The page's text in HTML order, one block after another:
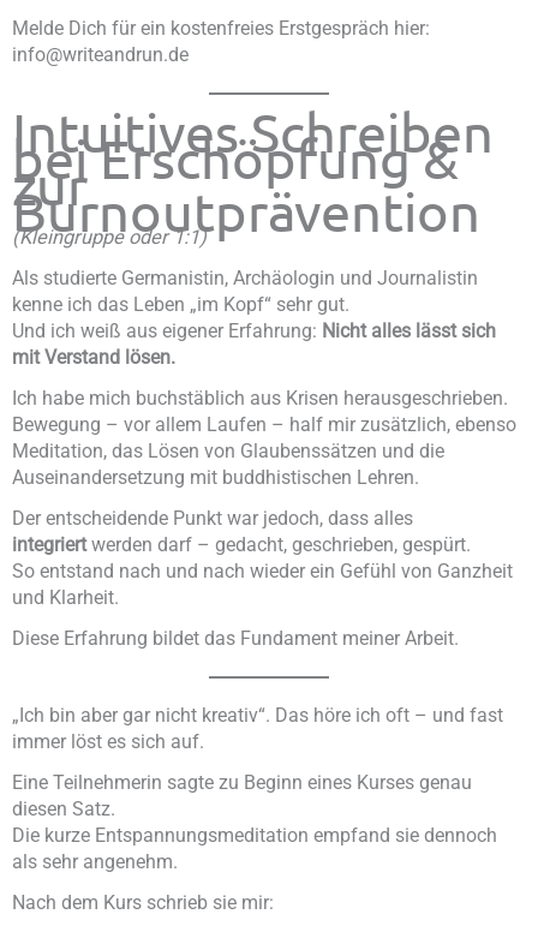
Melde Dich für ein kostenfreies Erstgespräch hier:
info@writeandrun.de
Intuitives Schreiben
bei Erschöpfung &
zur
Burnoutprävention
(Kleingruppe oder 1:1)
Als studierte Germanistin, Archäologin und Journalistin
kenne ich das Leben „im Kopf“ sehr gut.
Und ich weiß aus eigener Erfahrung: Nicht alles lässt sich
mit Verstand lösen.
Ich habe mich buchstäblich aus Krisen herausgeschrieben.
Bewegung – vor allem Laufen – half mir zusätzlich, ebenso
Meditation, das Lösen von Glaubenssätzen und die
Auseinandersetzung mit buddhistischen Lehren.
Der entscheidende Punkt war jedoch, dass alles
integriertwerden darf – gedacht, geschrieben, gespürt.
So entstand nach und nach wieder ein Gefühl von Ganzheit
und Klarheit.
Diese Erfahrung bildet das Fundament meiner Arbeit.
„Ich bin aber gar nicht kreativ“. Das höre ich oft – und fast
immer löst es sich auf.
Eine Teilnehmerin sagte zu Beginn eines Kurses genau
diesen Satz.
Die kurze Entspannungsmeditation empfand sie dennoch
als sehr angenehm.
Nach dem Kurs schrieb sie mir: